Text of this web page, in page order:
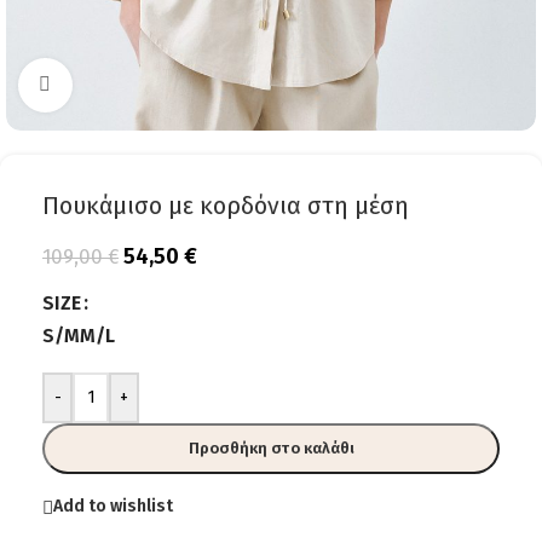
Click to enlarge
Πουκάμισο με κορδόνια στη μέση
109,00€ 54,50 €
SIZE
S/MM/L
- +
Προσθήκη στο καλάθι
Add to wishlist